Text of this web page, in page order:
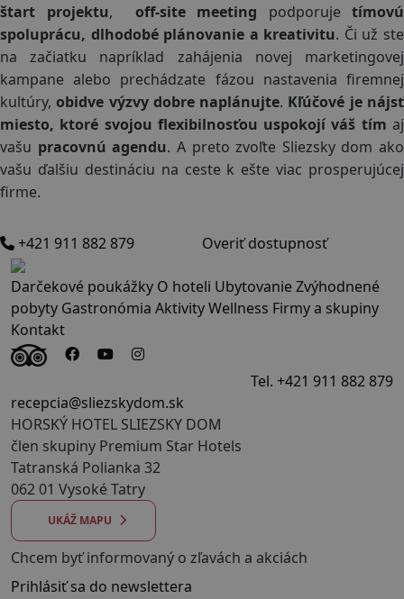
štart projektu, off-site meeting podporuje tímovú
spoluprácu, dlhodobé plánovanie a kreativitu. Či už ste
na začiatku napríklad zahájenia novej marketingovej
kampane alebo prechádzate fázou nastavenia firemnej
kultúry,obidve výzvy dobre naplánujte. Kľúčové je nájsť
miesto, ktoré svojou flexibilnosťou uspokojí váš tím aj
vašu pracovnú agendu. A preto zvoľte Sliezsky dom ako
vašu ďalšiu destináciu na ceste k ešte viac prosperujúcej
firme.
+421 911 882 879 Overiť dostupnosť
Darčekové poukážky O hoteli UbytovanieZvýhodnené
pobyty Gastronómia AktivityWellness Firmy a skupiny
Kontakt
Tel. +421 911 882 879
recepcia@sliezskydom.sk
HORSKÝ HOTEL SLIEZSKY DOM
člen skupiny Premium Star Hotels
Tatranská Polianka 32
062 01 Vysoké Tatry
UKÁŽ MAPU
Chcem byť informovaný o zľavách a akciách
Prihlásiť sa do newslettera